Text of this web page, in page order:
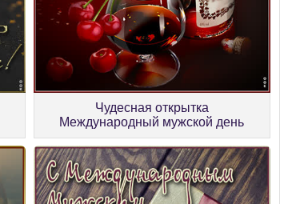
Чудесная открытка
Международный мужской день